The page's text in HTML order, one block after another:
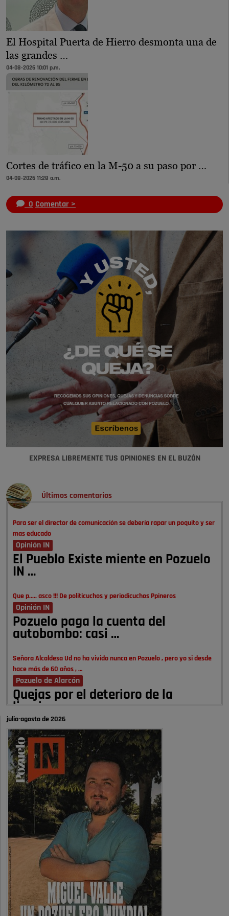
El Hospital Puerta de Hierro desmonta una de
las grandes …
04-08-2026 10:01 p.m.
Cortes de tráfico en la M-50 a su paso por …
04-08-2026 11:28 a.m.
0 Comentar >
EXPRESA LIBREMENTE TUS OPINIONES EN EL BUZÓN
Últimos comentarios
Para ser el director de comunicación se debería rapar un poquito y ser
mas educado
Opinión IN
El Pueblo Existe miente en Pozuelo
IN …
Que p..... asco !!! De politicuchos y periodicuchos Ppineros
Opinión IN
Pozuelo paga la cuenta del
autobombo: casi …
Señora Alcaldesa Ud no ha vivido nunca en Pozuelo , pero yo si desde
hace más de 60 años , …
Pozuelo de Alarcón
Quejas por el deterioro de la
limpieza …
A ver si es posible que haya vivienda para familias con hijos y no
solamente jóvenes que no es tan …
Pozuelo de Alarcón
Pozuelo desbloquea
definitivamente Huerta Grande: las
obras …
Donde pueden inscribirse las personas empadronados en Pozuelo para
la vivienda asequible .
Pozuelo de Alarcón
Pozuelo desbloquea
definitivamente Huerta Grande: las
obras …
También pienso que si no fuéramos tan sucios no haría falta denunciar
julio-agosto de 2026